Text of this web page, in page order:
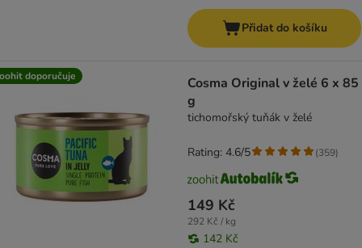
Přidat do košíku
doporučuje
Cosma Original v želé 6 x 85
g
tichomořský tuňák v želé
149 Kč
292 Kč / kg
142 Kč
Rating: 4.6/5 (359)